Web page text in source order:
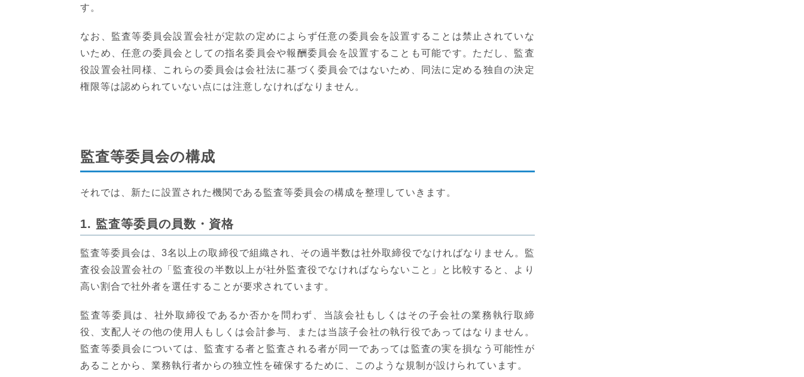
す。
なお、監査等委員会設置会社が定款の定めによらず任意の委員会を設置することは禁止されていな
いため、任意の委員会としての指名委員会や報酬委員会を設置することも可能です。ただし、監査
役設置会社同様、これらの委員会は会社法に基づく委員会ではないため、同法に定める独自の決定
権限等は認められていない点には注意しなければなりません。
監査等委員会の構成
それでは、新たに設置された機関である監査等委員会の構成を整理していきます。
1. 監査等委員の員数・資格
監査等委員会は、3名以上の取締役で組織され、その過半数は社外取締役でなければなりません。監
査役会設置会社の「監査役の半数以上が社外監査役でなければならないこと」と比較すると、より
高い割合で社外者を選任することが要求されています。
監査等委員は、社外取締役であるか否かを問わず、当該会社もしくはその子会社の業務執行取締
役、支配人その他の使用人もしくは会計参与、または当該子会社の執行役であってはなりません。
監査等委員会については、監査する者と監査される者が同一であっては監査の実を損なう可能性が
あることから、業務執行者からの独立性を確保するために、このような規制が設けられています。